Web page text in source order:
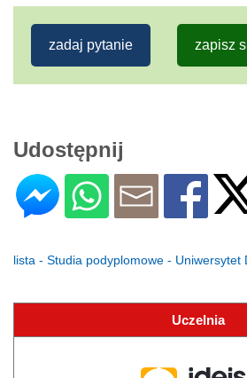
zadaj pytanie zapisz
Udostępnij
lista - Studia podyplomowe - Uniwersytet
Uczelnia